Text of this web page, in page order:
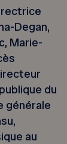
Degan,
Marie-
du
générale
au